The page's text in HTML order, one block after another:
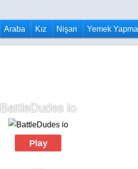
Araba Kız Nişan Yemek Yapma
BattleDudes io
Play